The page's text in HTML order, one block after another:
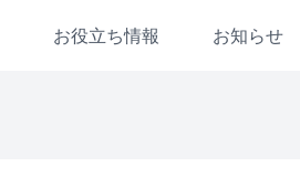
お役立ち情報 お知らせ